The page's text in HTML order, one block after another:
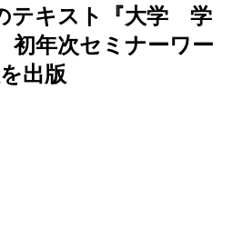
テキスト『大学 学
年次セミナーワー
出版